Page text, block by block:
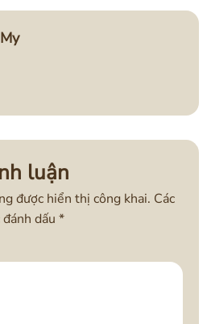
luận
được hiển thị công khai. Các
dấu *